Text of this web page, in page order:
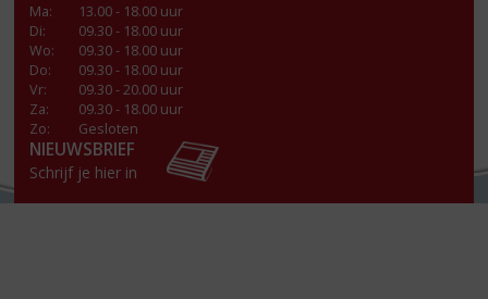
Ma:
13.00 - 18.00 uur
Di:
09.30 - 18.00 uur
Wo:
09.30 - 18.00 uur
Do:
09.30 - 18.00 uur
Vr:
09.30 - 20.00 uur
Za:
09.30 - 18.00 uur
Zo:
Gesloten
NIEUWSBRIEF
Schrijf je hier in